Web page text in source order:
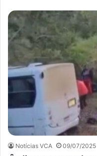
Notícias VCA 09/07/2025